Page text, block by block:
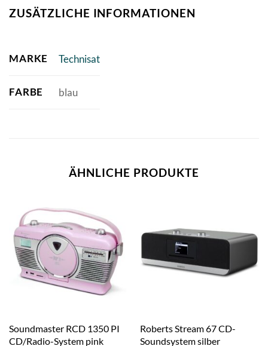
ZUSÄTZLICHE INFORMATIONEN
MARKE Technisat
FARBE blau
ÄHNLICHE PRODUKTE
Soundmaster RCD 1350 PI
CD/Radio-System pink
Roberts Stream 67 CD-
Soundsystem silber